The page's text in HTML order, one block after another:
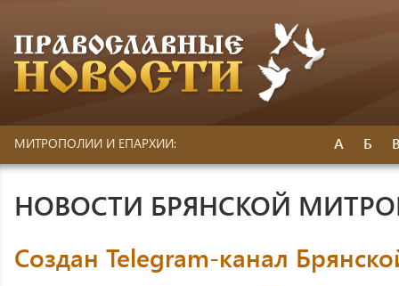
МИТРОПОЛИИ И ЕПАРХИИ: А Б
НОВОСТИ БРЯНСКОЙ
Создан Telegram-канал